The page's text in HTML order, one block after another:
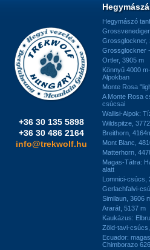
+36 30 135 5898
+36 30 486 2164
info@trekwolf.hu
Hegymászó
Grossglockner,
Grossglockner
Ortler, 3905 m
Könnyű 4000
Alpokban
Monte Rosa
A Monte Rosa
csúcsai
Wallisi-Alpok:
Wildspitze,
Breithorn,
Mont Blanc,
Matterhorn,
Magas-Tátra:
alatt
Lomnici-csúcs,
Gerlachfalvi-
Similaun, 3606
Ararát, 5137 m
Kaukázus:
Zöld-tavi-
Ecuador:
Chimborazo